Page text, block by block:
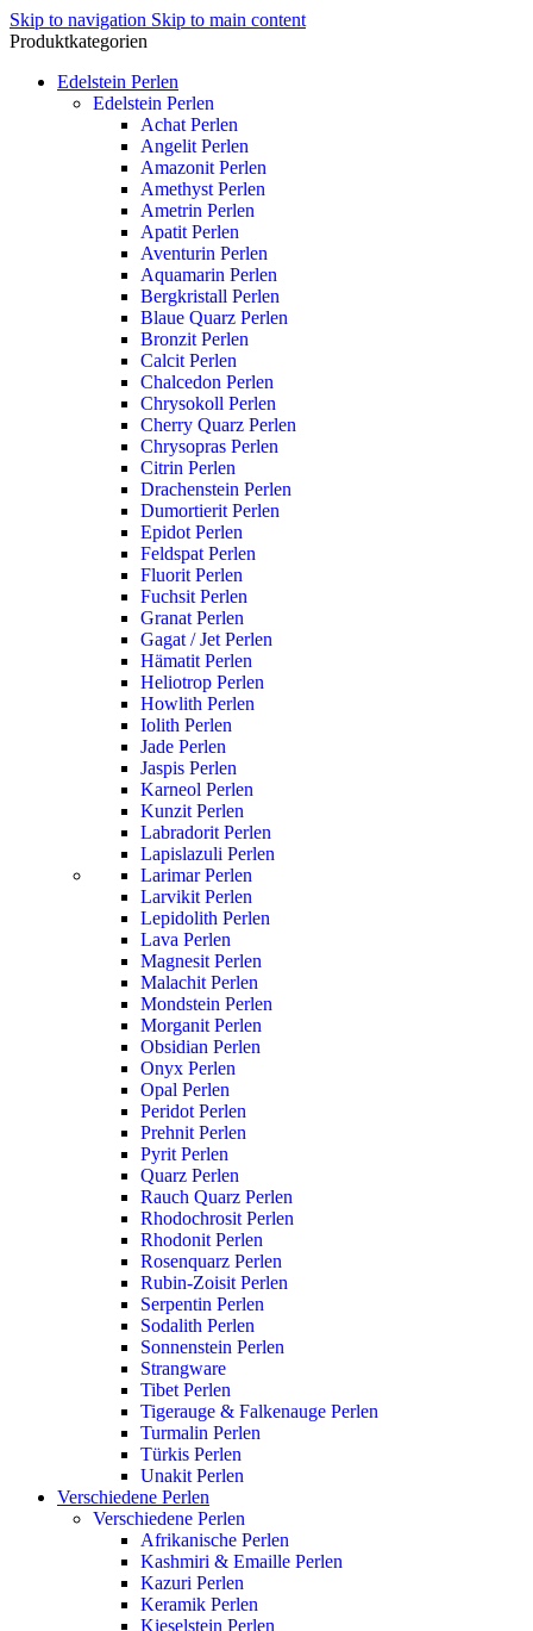
Skip to navigation Skip to main content
Produktkategorien
Edelstein Perlen
Edelstein Perlen
Achat Perlen
Angelit Perlen
Amazonit Perlen
Amethyst Perlen
Ametrin Perlen
Apatit Perlen
Aventurin Perlen
Aquamarin Perlen
Bergkristall Perlen
Blaue Quarz Perlen
Bronzit Perlen
Calcit Perlen
Chalcedon Perlen
Chrysokoll Perlen
Cherry Quarz Perlen
Chrysopras Perlen
Citrin Perlen
Drachenstein Perlen
Dumortierit Perlen
Epidot Perlen
Feldspat Perlen
Fluorit Perlen
Fuchsit Perlen
Granat Perlen
Gagat / Jet Perlen
Hämatit Perlen
Heliotrop Perlen
Howlith Perlen
Iolith Perlen
Jade Perlen
Jaspis Perlen
Karneol Perlen
Kunzit Perlen
Labradorit Perlen
Lapislazuli Perlen
Larimar Perlen
Larvikit Perlen
Lepidolith Perlen
Lava Perlen
Magnesit Perlen
Malachit Perlen
Mondstein Perlen
Morganit Perlen
Obsidian Perlen
Onyx Perlen
Opal Perlen
Peridot Perlen
Prehnit Perlen
Pyrit Perlen
Quarz Perlen
Rauch Quarz Perlen
Rhodochrosit Perlen
Rhodonit Perlen
Rosenquarz Perlen
Rubin-Zoisit Perlen
Serpentin Perlen
Sodalith Perlen
Sonnenstein Perlen
Strangware
Tibet Perlen
Tigerauge & Falkenauge Perlen
Turmalin Perlen
Türkis Perlen
Unakit Perlen
Verschiedene Perlen
Verschiedene Perlen
Afrikanische Perlen
Kashmiri & Emaille Perlen
Kazuri Perlen
Keramik Perlen
Kieselstein Perlen